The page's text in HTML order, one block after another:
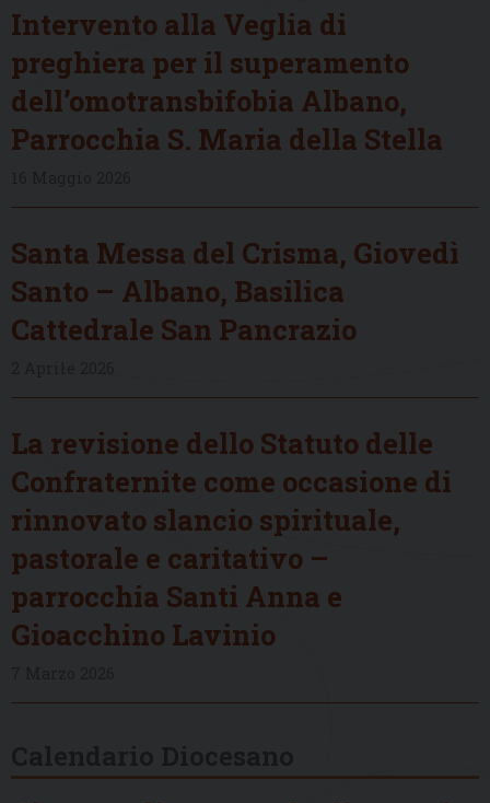
Intervento alla Veglia di
preghiera per il superamento
dell’omotransbifobia Albano,
Parrocchia S. Maria della Stella
Santa Messa del Crisma, Giovedì
Santo – Albano, Basilica
Cattedrale San Pancrazio
La revisione dello Statuto delle
Confraternite come occasione di
rinnovato slancio spirituale,
pastorale e caritativo –
parrocchia Santi Anna e
Gioacchino Lavinio